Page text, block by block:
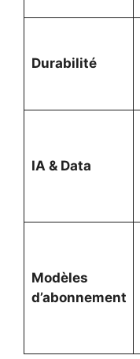
Durabilité
IA & Data
Modèles
d’abonnement